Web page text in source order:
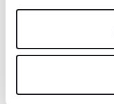
L